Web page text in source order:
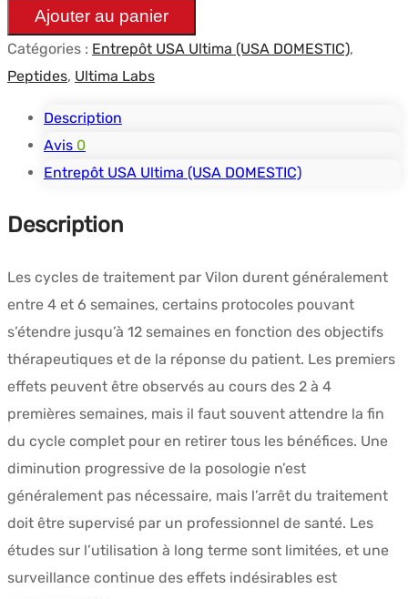
20mg
-
UltimaPeptides
USA
Ajouter au panier
Catégories : Entrepôt USA Ultima (USA DOMESTIC),
Peptides, Ultima Labs
Description
Avis 0
Entrepôt USA Ultima (USA DOMESTIC)
Description
Les cycles de traitement par Vilon durent généralement
entre 4 et 6 semaines, certains protocoles pouvant
s’étendre jusqu’à 12 semaines en fonction des objectifs
thérapeutiques et de la réponse du patient. Les premiers
effets peuvent être observés au cours des 2 à 4
premières semaines, mais il faut souvent attendre la fin
du cycle complet pour en retirer tous les bénéfices. Une
diminution progressive de la posologie n’est
généralement pas nécessaire, mais l’arrêt du traitement
doit être supervisé par un professionnel de santé. Les
études sur l’utilisation à long terme sont limitées, et une
surveillance continue des effets indésirables est